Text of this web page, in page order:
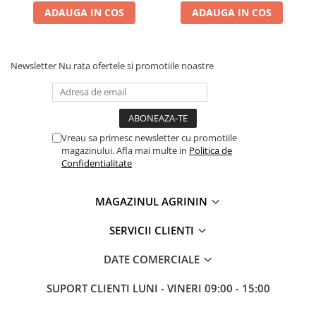
Consumabile motofierastrau
Demarouri drujba
Discuri motocoasa
Fierastraie manuale
Hranitoare/ Adapatoare
ADAUGA IN COS ADAUGA IN COS
Newsletter Nu rata ofertele si promotiile noastre
Vreau sa primesc newsletter cu promotiile
magazinului. Afla mai multe in Politica de
Confidentialitate
MAGAZINUL AGRININ
SERVICII CLIENTI
DATE COMERCIALE
SUPORT CLIENTI LUNI - VINERI 09:00 - 15:00